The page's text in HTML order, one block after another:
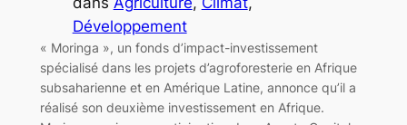
Développement
« Moringa », un fonds d’impact-investissement
spécialisé dans les projets d’agroforesterie en Afrique
subsaharienne et en Amérique Latine, annonce qu’il a
réalisé son deuxième investissement en Afrique.